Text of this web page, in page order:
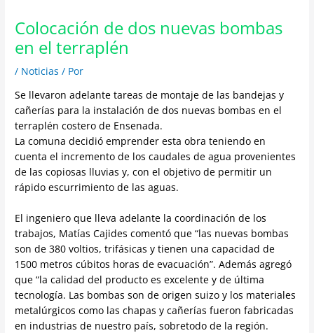
Colocación de dos nuevas bombas
en el terraplén
/ Noticias / Por
Se llevaron adelante tareas de montaje de las bandejas y
cañerías para la instalación de dos nuevas bombas en el
terraplén costero de Ensenada.
La comuna decidió emprender esta obra teniendo en
cuenta el incremento de los caudales de agua provenientes
de las copiosas lluvias y, con el objetivo de permitir un
rápido escurrimiento de las aguas.
El ingeniero que lleva adelante la coordinación de los
trabajos, Matías Cajides comentó que “las nuevas bombas
son de 380 voltios, trifásicas y tienen una capacidad de
1500 metros cúbitos horas de evacuación”. Además agregó
que “la calidad del producto es excelente y de última
tecnología. Las bombas son de origen suizo y los materiales
metalúrgicos como las chapas y cañerías fueron fabricadas
en industrias de nuestro país, sobretodo de la región.